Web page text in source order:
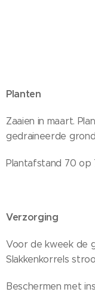
Planten
Zaaien in maart.
gedraineerde
Plantafstand 70 op
Verzorging
Voor de kweek de
Slakkenkorrels
Beschermen met